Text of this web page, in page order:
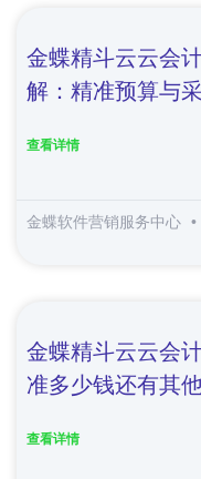
金蝶精斗云云会
解：精准预算与
查看详情
金蝶软件营销服务中心
金蝶精斗云云会
准多少钱还有其
查看详情